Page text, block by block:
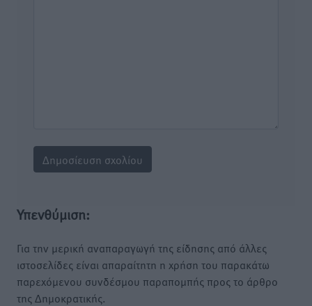
Υπενθύμιση:
Για την μερική αναπαραγωγή της είδησης από άλλες
ιστοσελίδες είναι απαραίτητη η χρήση του παρακάτω
παρεχόμενου συνδέσμου παραπομπής προς το άρθρο
της Δημοκρατικής.